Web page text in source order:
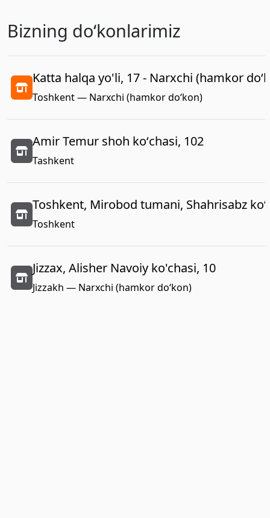
Bizning doʻkonlarimiz
Katta halqa yo'li, 17 - Narxchi (hamkor
Toshkent — Narxchi (hamkor do‘kon)
Amir Temur shoh koʻchasi, 102
Tashkent
Toshkent, Mirobod tumani, Shahrisabz
Toshkent
Jizzax, Alisher Navoiy ko'chasi, 10
Jizzakh — Narxchi (hamkor do‘kon)